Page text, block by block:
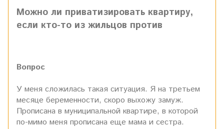
Можно ли приватизировать квартиру,
если кто-то из жильцов против
Вопрос
У меня сложилась такая ситуация. Я на третьем
месяце беременности, скоро выхожу замуж.
Прописана в муниципальной квартире, в которой
по-мимо меня прописана еще мама и сестра.